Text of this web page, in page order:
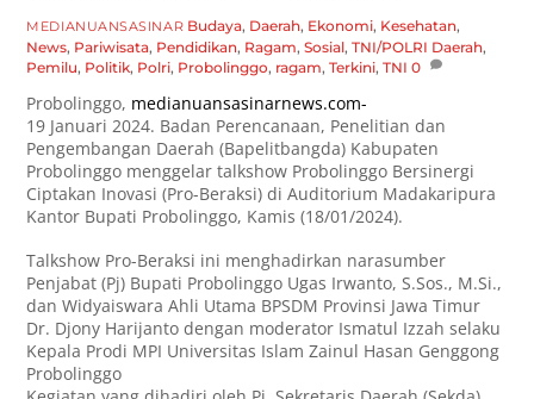
MEDIANUANSASINAR Budaya, Daerah, Ekonomi, Kesehatan,
News, Pariwisata, Pendidikan, Ragam,Sosial,TNI/POLRI Daerah,
Pemilu, Politik, Polri, Probolinggo, ragam,Terkini,TNI 0
Probolinggo, medianuansasinarnews.com-
19 Januari 2024. Badan Perencanaan, Penelitian dan
Pengembangan Daerah (Bapelitbangda) Kabupaten
Probolinggo menggelar talkshow Probolinggo Bersinergi
Ciptakan Inovasi (Pro-Beraksi) di Auditorium Madakaripura
Kantor Bupati Probolinggo, Kamis (18/01/2024).
Talkshow Pro-Beraksi ini menghadirkan narasumber
Penjabat (Pj) Bupati Probolinggo Ugas Irwanto, S.Sos., M.Si.,
dan Widyaiswara Ahli Utama BPSDM Provinsi Jawa Timur
Dr. Djony Harijanto dengan moderator Ismatul Izzah selaku
Kepala Prodi MPI Universitas Islam Zainul Hasan Genggong
Probolinggo